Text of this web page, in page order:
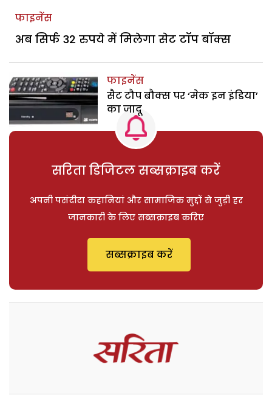
फाइनेंस
अब सिर्फ 32 रुपये में मिलेगा सेट टॉप बॉक्स
फाइनेंस
सैट टौप बौक्स पर ‘मेक इन इंडिया’
का जादू
सरिता डिजिटल सब्सक्राइब करें
अपनी पसंदीदा कहानियां और सामाजिक मुद्दों से जुड़ी हर
जानकारी के लिए सब्सक्राइब करिए
सब्सक्राइब करें